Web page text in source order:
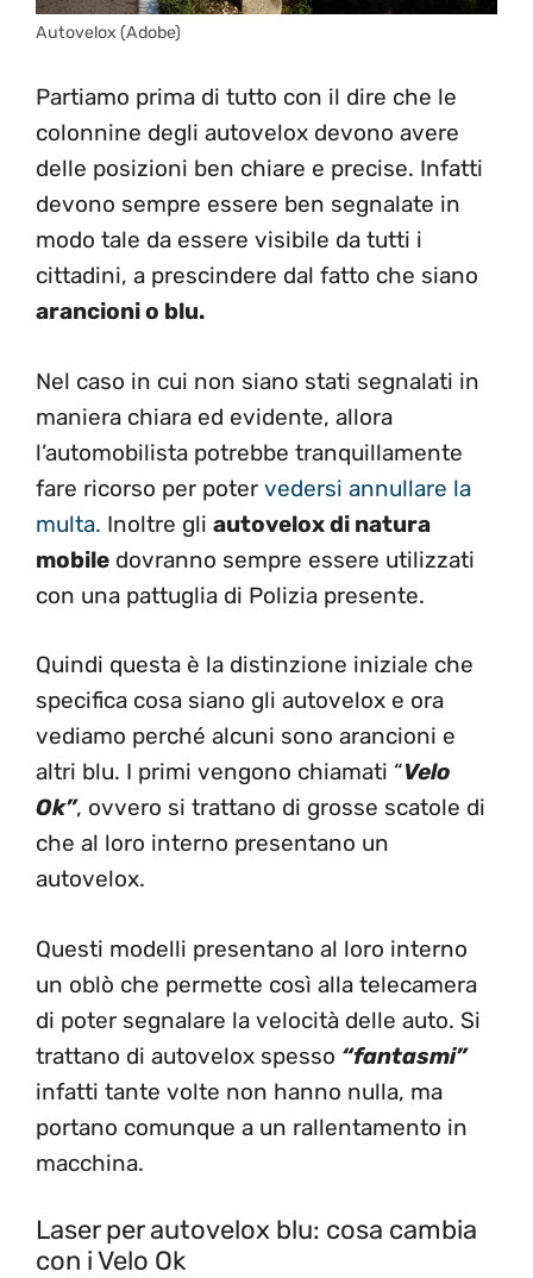
Autovelox (Adobe)
Partiamo prima di tutto con il dire che le
colonnine degli autovelox devono avere
delle posizioni ben chiare e precise. Infatti
devono sempre essere ben segnalate in
modo tale da essere visibile da tutti i
cittadini, a prescindere dal fatto che siano
arancioni o blu.
Nel caso in cui non siano stati segnalati in
maniera chiara ed evidente, allora
l’automobilista potrebbe tranquillamente
fare ricorso per poter vedersi annullare la
multa. Inoltre gli autovelox di natura
mobile dovranno sempre essere utilizzati
con una pattuglia di Polizia presente.
Quindi questa è la distinzione iniziale che
specifica cosa siano gli autovelox e ora
vediamo perché alcuni sono arancioni e
altri blu. I primi vengono chiamati “Velo
Ok”, ovvero si trattano di grosse scatole di
che al loro interno presentano un
autovelox.
Questi modelli presentano al loro interno
un oblò che permette così alla telecamera
di poter segnalare la velocità delle auto. Si
trattano di autovelox spesso “fantasmi”
infatti tante volte non hanno nulla, ma
portano comunque a un rallentamento in
macchina.
Laser per autovelox blu: cosa cambia
con i Velo Ok